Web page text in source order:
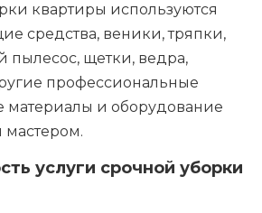
квартиры используются
средства, веники, тряпки,
щетки, ведра,
профессиональные
материалы и оборудование
мастером.
услуги срочной уборки